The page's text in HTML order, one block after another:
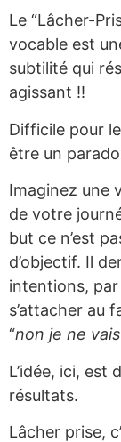
Le “Lâcher-
vocable est
subtilité qui
agissant !!
Difficile pour
être un
Imaginez une
de votre
but ce n’est
d’objectif. Il
intentions,
s’attacher au
“non je ne
L’idée, ici, est
résultats.
Lâcher prise,